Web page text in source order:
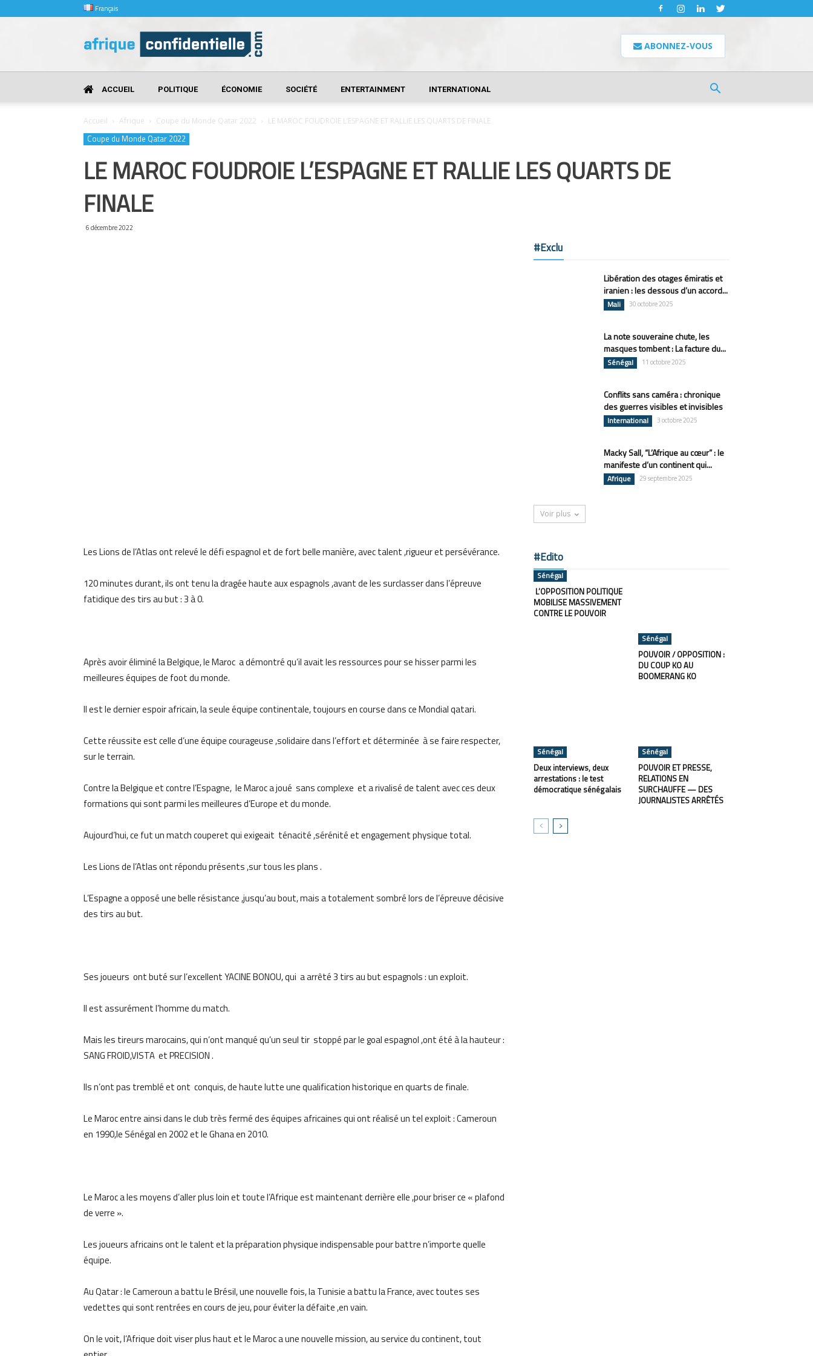
Français
Confidentielle
ABONNEZ-VOUS
ACCUEIL POLITIQUE ÉCONOMIE SOCIÉTÉ ENTERTAINMENT INTERNATIONAL
Accueil Afrique Coupe du Monde Qatar 2022 LE MAROC FOUDROIE L’ESPAGNE ET RALLIE LES QUARTS DE FINALE
Coupe du Monde Qatar 2022
LE MAROC FOUDROIE L’ESPAGNE ET RALLIE LES QUARTS DE
FINALE
6 décembre 2022
Les Lions de l’Atlas ont relevé le défi espagnol et de fort belle manière, avec talent ,rigueur et persévérance.
120 minutes durant, ils ont tenu la dragée haute aux espagnols ,avant de les surclasser dans l’épreuve
fatidique des tirs au but : 3 à 0.
Après avoir éliminé la Belgique, le Maroc a démontré qu’il avait les ressources pour se hisser parmi les
meilleures équipes de foot du monde.
Il est le dernier espoir africain, la seule équipe continentale, toujours en course dans ce Mondial qatari.
Cette réussite est celle d’une équipe courageuse ,solidaire dans l’effort et déterminée à se faire respecter,
sur le terrain.
Contre la Belgique et contre l’Espagne, le Maroc a joué sans complexe et a rivalisé de talent avec ces deux
formations qui sont parmi les meilleures d’Europe et du monde.
Aujourd’hui, ce fut un match couperet qui exigeait ténacité ,sérénité et engagement physique total.
Les Lions de l’Atlas ont répondu présents ,sur tous les plans .
L’Espagne a opposé une belle résistance ,jusqu’au bout, mais a totalement sombré lors de l’épreuve décisive
des tirs au but.
Ses joueurs ont buté sur l’excellent YACINE BONOU, qui a arrêté 3 tirs au but espagnols : un exploit.
Il est assurément l’homme du match.
Mais les tireurs marocains, qui n’ont manqué qu’un seul tir stoppé par le goal espagnol ,ont été à la hauteur :
SANG FROID,VISTA et PRECISION .
Ils n’ont pas tremblé et ont conquis, de haute lutte une qualification historique en quarts de finale.
Le Maroc entre ainsi dans le club très fermé des équipes africaines qui ont réalisé un tel exploit : Cameroun
en 1990,le Sénégal en 2002 et le Ghana en 2010.
Le Maroc a les moyens d’aller plus loin et toute l’Afrique est maintenant derrière elle ,pour briser ce « plafond
de verre ».
Les joueurs africains ont le talent et la préparation physique indispensable pour battre n’importe quelle
équipe.
Au Qatar : le Cameroun a battu le Brésil, une nouvelle fois, la Tunisie a battu la France, avec toutes ses
vedettes qui sont rentrées en cours de jeu, pour éviter la défaite ,en vain.
On le voit, l’Afrique doit viser plus haut et le Maroc a une nouvelle mission, au service du continent, tout
#Exclu
Libération des otages émiratis et
iranien : les dessous d’un accord...
Mali 30 octobre 2025
La note souveraine chute, les
masques tombent : La facture du...
Sénégal 11 octobre 2025
Conflits sans caméra : chronique
des guerres visibles et invisibles
International 3 octobre 2025
Macky Sall, “L’Afrique au cœur” : le
manifeste d’un continent qui...
Afrique 29 septembre 2025
Voir plus
#Edito
Sénégal
L’OPPOSITION POLITIQUE
MOBILISE MASSIVEMENT
CONTRE LE POUVOIR
Sénégal
POUVOIR / OPPOSITION :
DU COUP KO AU
BOOMERANG KO
Sénégal
Deux interviews, deux
arrestations : le test
démocratique sénégalais
Sénégal
POUVOIR ET PRESSE,
RELATIONS EN
SURCHAUFFE — DES
JOURNALISTES ARRÊTÉS